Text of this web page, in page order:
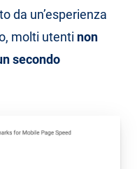
da un’esperienza
molti utenti non
secondo